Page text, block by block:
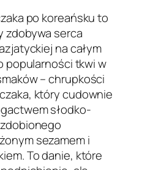
po koreańsku to
zdobywa serca
na całym
popularności tkwi w
– chrupkości
który cudownie
słodko-
sezamem i
To danie, które